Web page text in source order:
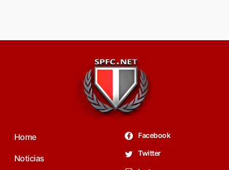
Home
Noticias
Facebook
Twitter